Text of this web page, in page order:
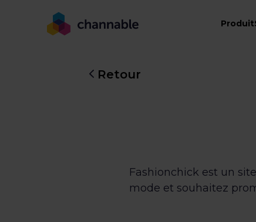
Produit
Retour
Fashionchick est un
mode et souhaitez